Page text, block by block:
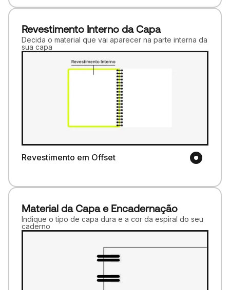
Revestimento Interno da Capa
Decida o material que vai aparecer na parte interna da
sua capa
Revestimento em Offset
Material da Capa e Encadernação
Indique o tipo de capa dura e a cor da espiral do seu
caderno